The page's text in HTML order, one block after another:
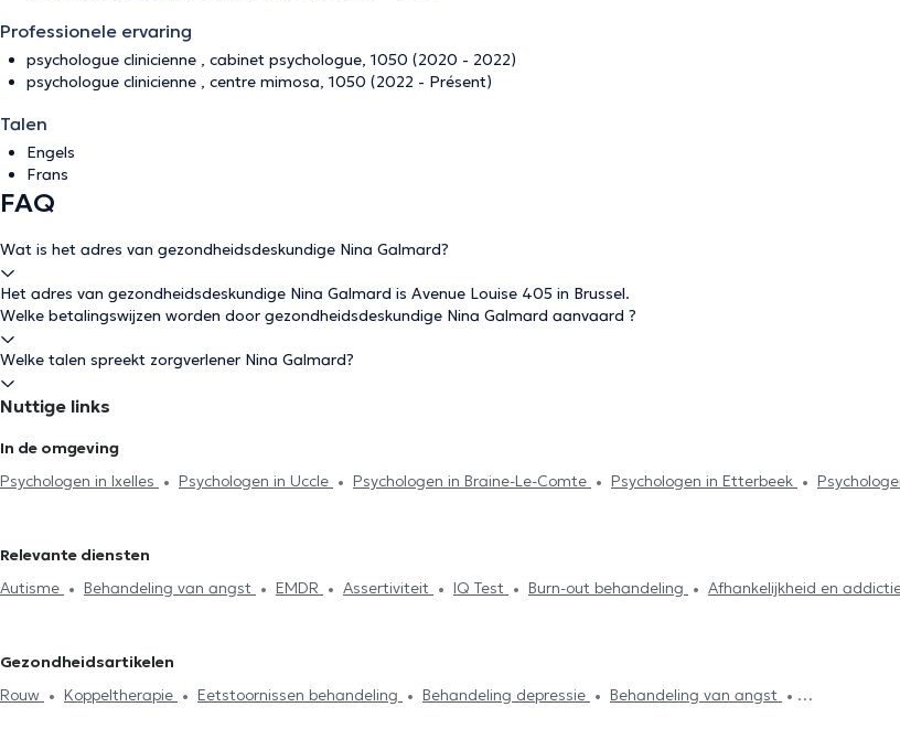
Professionele ervaring
psychologue clinicienne , cabinet psychologue, 1050 (2020 - 2022)
psychologue clinicienne , centre mimosa, 1050 (2022 - Présent)
Talen
Engels
Frans
FAQ
Wat is het adres van gezondheidsdeskundige Nina Galmard?
Het adres van gezondheidsdeskundige Nina Galmard is Avenue Louise 405 in Brussel.
Welke betalingswijzen worden door gezondheidsdeskundige Nina Galmard aanvaard ?
Welke talen spreekt zorgverlener Nina Galmard?
Nuttige links
In de omgeving
Psychologen in Ixelles
Psychologen in Uccle Psychologen in Braine-Le-Comte Psychologen in Etterbeek
in Neupré
Psychologen in Kasteelbrakel
Lambert
Psychologen in Sint-Jans-Molenbeek Psychologen in Laken Psychologen in Nivelles
Relevante diensten
Autisme
Behandeling van angst EMDR Assertiviteit IQ Test Burn-out behandeling
Afhankelijkheid en
Behandeling slaapproblemen
Gezondheidsartikelen
Rouw
Koppeltherapie Eetstoornissen behandeling Behandeling depressie
Behandeling van angst